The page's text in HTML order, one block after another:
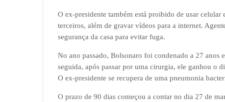
O ex-presidente também está proibido de usar
terceiros, além de gravar vídeos para a internet.
segurança da casa para evitar fuga.
No ano passado, Bolsonaro foi condenado a 27 anos
seguida, após passar por uma cirurgia, ele ganhou o
O ex-presidente se recupera de uma pneumonia
O prazo de 90 dias começou a contar no dia 27 de